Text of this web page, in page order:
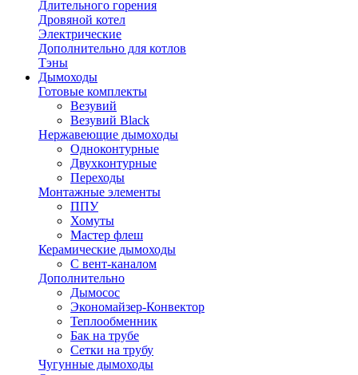
Длительного горения
Дровяной котел
Электрические
Дополнительно для котлов
Тэны
Дымоходы
Готовые комплекты
Везувий
Везувий Black
Нержавеющие дымоходы
Одноконтурные
Двухконтурные
Переходы
Монтажные элементы
ППУ
Хомуты
Мастер флеш
Керамические дымоходы
С вент-каналом
Дополнительно
Дымосос
Экономайзер-Конвектор
Теплообменник
Бак на трубе
Сетки на трубу
Чугунные дымоходы